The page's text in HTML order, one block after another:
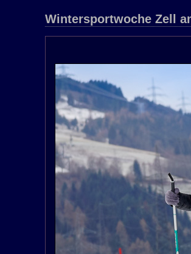
Wintersportwoche Zell